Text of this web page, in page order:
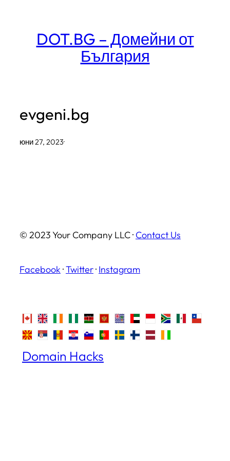
DOT.BG – Домейни от
България
evgeni.bg
юни 27, 2023·
© 2023 Your Company LLC · Contact Us
Facebook ·Twitter· Instagram
Domain Hacks